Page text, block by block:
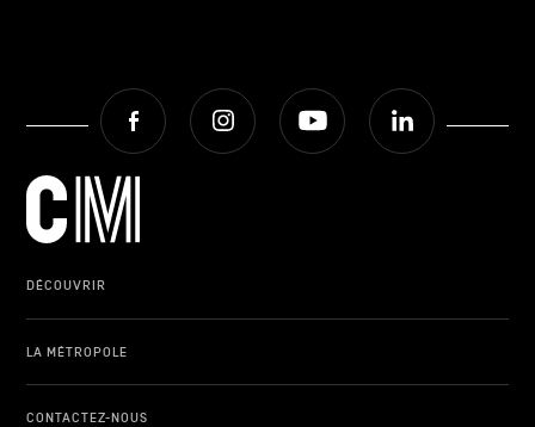
Facebook Instagram Youtube
DÉCOUVRIR
LA MÉTROPOLE
CONTACTEZ-NOUS